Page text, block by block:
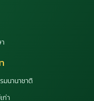
นานาชาติ
ก่า